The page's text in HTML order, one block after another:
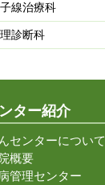
線治療科
診断科
ター紹介
センターについて
概要
管理センター